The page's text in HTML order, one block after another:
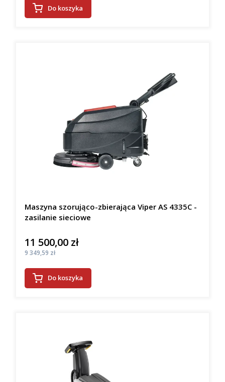
Do koszyka
Maszyna szorująco-zbierająca Viper AS 4335C -
zasilanie sieciowe
Cena
11 500,00 zł
Cena
9 349,59 zł
Do koszyka